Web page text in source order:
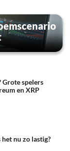
spelers
en XRP
nu zo lastig?